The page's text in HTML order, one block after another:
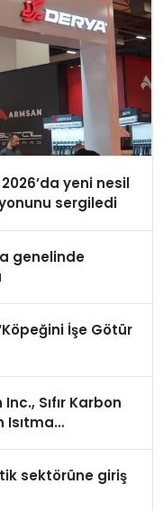
yeni nesil
sergiledi
genelinde
İşe Götür
Sıfır Karbon
Isıtma
sektörüne giriş